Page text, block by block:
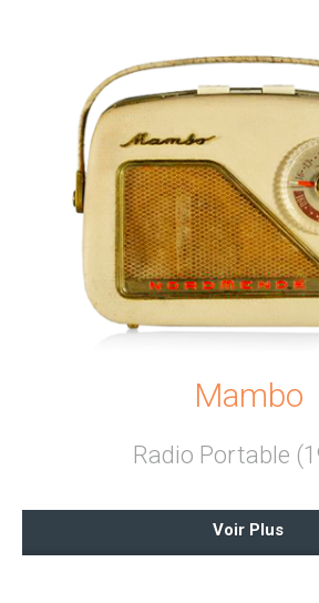
Mambo
Radio Portable
Voir Plus